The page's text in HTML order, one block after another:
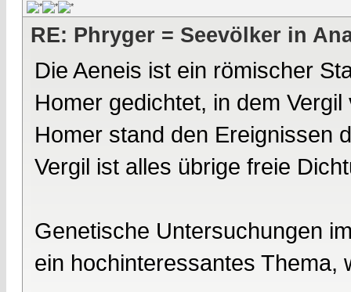
RE: Phryger = Seevölker in
Die Aeneis ist ein römischer
Homer gedichtet, in dem
Homer stand den Ereignissen
Vergil ist alles übrige freie
Genetische Untersuchungen
ein hochinteressantes Thema,